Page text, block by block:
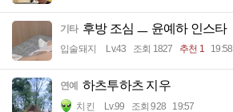
기타 후방 조심 ㅡ 윤예하 인스타
입술돼지 Lv.43 조회 1827 추천 1 19:58
연예 하츠투하츠 지우
치킨 Lv.99 조회 928 19:57